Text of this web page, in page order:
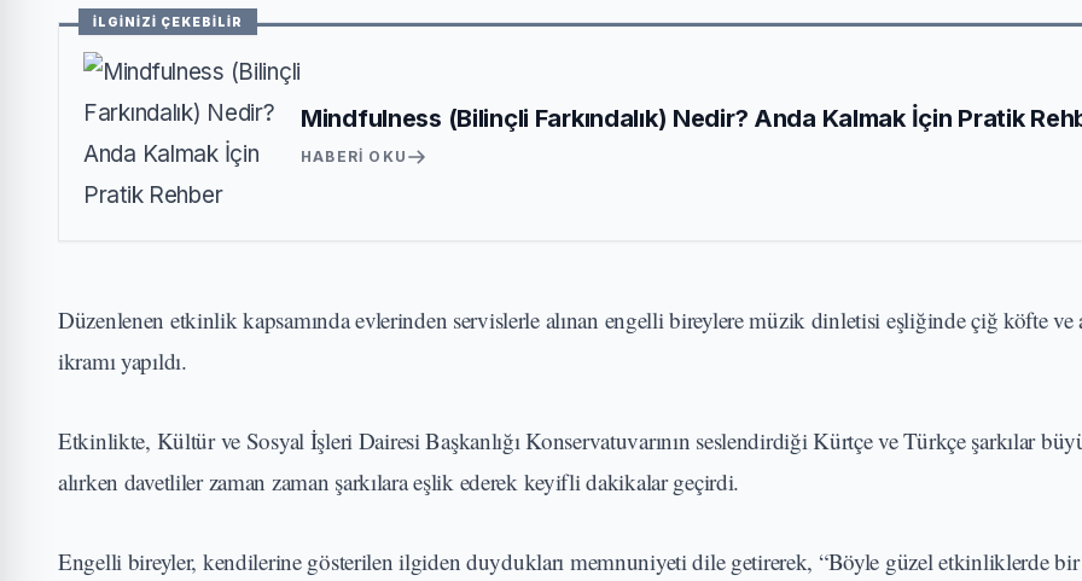
İLGİNİZİ ÇEKEBİLİR
Mindfulness (Bilinçli Farkındalık) Nedir? Anda Kalmak İçin Pratik
HABERI OKU
Düzenlenen etkinlik kapsamında evlerinden servislerle alınan engelli bireylere müzik dinletisi eşliğinde çiğ köfte ve
ikramı yapıldı.
Etkinlikte, Kültür ve Sosyal İşleri Dairesi Başkanlığı Konservatuvarının seslendirdiği Kürtçe ve Türkçe şarkılar
alırken davetliler zaman zaman şarkılara eşlik ederek keyifli dakikalar geçirdi.
Engelli bireyler, kendilerine gösterilen ilgiden duydukları memnuniyeti dile getirerek, “Böyle güzel etkinliklerde bir